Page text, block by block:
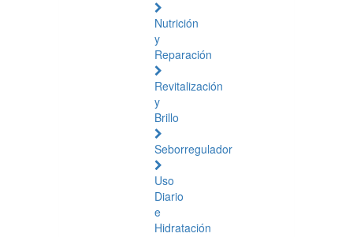
Nutrición
y
Reparación
Revitalización
y
Brillo
Seborregulador
Uso
Diario
e
Hidratación